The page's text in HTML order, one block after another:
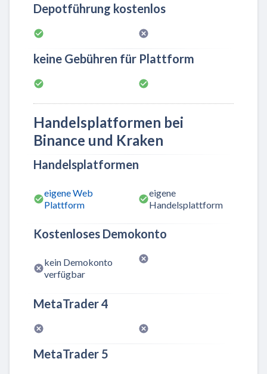
Depotführung kostenlos
keine Gebühren für Plattform
Handelsplatformen bei
Binance und Kraken
Handelsplatformen
eigene Web
Plattform
eigene
Handelsplattform
Kostenloses Demokonto
kein Demokonto
verfügbar
MetaTrader 4
MetaTrader 5